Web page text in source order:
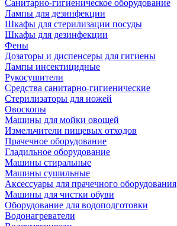
Санитарно-гигиеническое оборудование
Лампы для дезинфекции
Шкафы для стерилизации посуды
Шкафы для дезинфекции
Фены
Дозаторы и диспенсеры для гигиены
Лампы инсектицидные
Рукосушители
Средства санитарно-гигиенические
Стерилизаторы для ножей
Овоскопы
Машины для мойки овощей
Измельчители пищевых отходов
Прачечное оборудование
Гладильное оборудование
Машины стиральные
Машины сушильные
Аксессуары для прачечного оборудования
Машины для чистки обуви
Оборудование для водоподготовки
Водонагреватели